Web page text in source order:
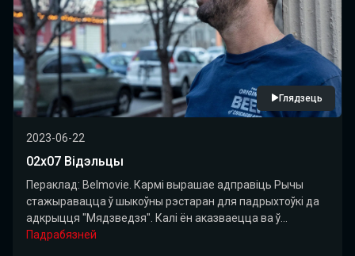
Глядзець
2023-06-22
02х07 Відэльцы
Пераклад: Belmovie. Кармі вырашае адправіць Рычы
стажыравацца ў шыкоўны рэстаран для падрыхтоўкі да
адкрыцця "Мядзведзя". Калі ён аказваецца ва ў...
Падрабязней